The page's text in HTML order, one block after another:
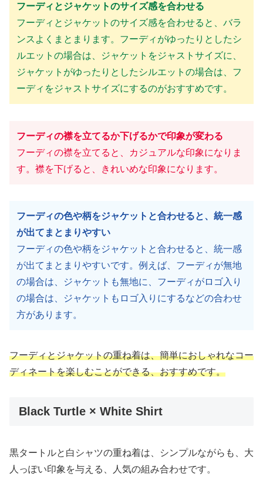
フーディとジャケットのサイズ感を合わせる
フーディとジャケットのサイズ感を合わせると、バラ
ンスよくまとまります。フーディがゆったりとしたシ
ルエットの場合は、ジャケットをジャストサイズに、
ジャケットがゆったりとしたシルエットの場合は、フ
ーディをジャストサイズにするのがおすすめです。
フーディの襟を立てるか下げるかで印象が変わる
フーディの襟を立てると、カジュアルな印象になりま
す。襟を下げると、きれいめな印象になります。
フーディの色や柄をジャケットと合わせると、統一感
が出てまとまりやすい
フーディの色や柄をジャケットと合わせると、統一感
が出てまとまりやすいです。例えば、フーディが無地
の場合は、ジャケットも無地に、フーディがロゴ入り
の場合は、ジャケットもロゴ入りにするなどの合わせ
方があります。
フーディとジャケットの重ね着は、簡単におしゃれなコー
ディネートを楽しむことができる、おすすめです。
Black Turtle × White Shirt
黒タートルと白シャツの重ね着は、シンプルながらも、大
人っぽい印象を与える、人気の組み合わせです。